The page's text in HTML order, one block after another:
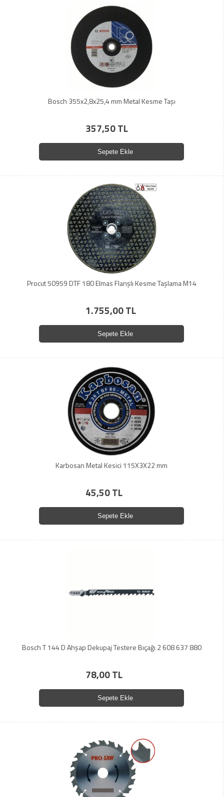
Bosch 355x2,8x25,4 mm Metal Kesme Taşı
357,50 TL
Sepete Ekle
Procut 50959 DTF 180 Elmas Flanşlı Kesme Taşlama M14
1.755,00 TL
Sepete Ekle
Karbosan Metal Kesici 115X3X22 mm
45,50 TL
Sepete Ekle
Bosch T 144 D Ahşap Dekupaj Testere Bıçağı 2 608 637 880
78,00 TL
Sepete Ekle